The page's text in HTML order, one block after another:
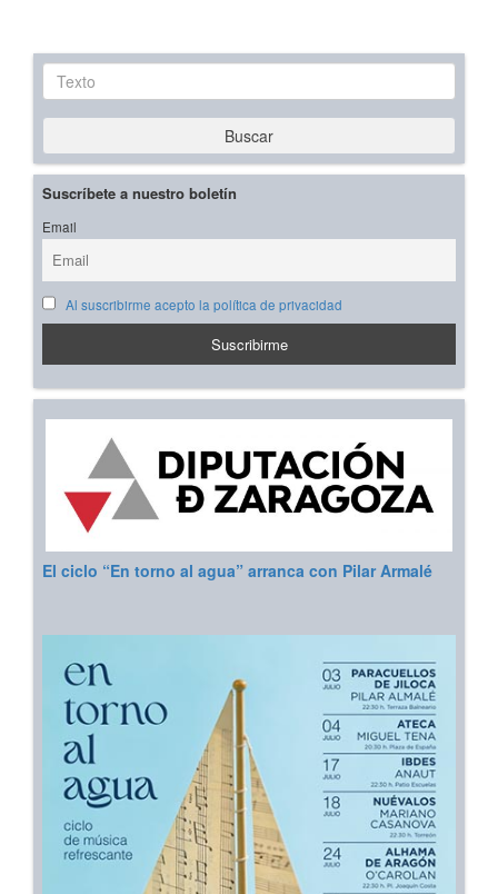
Texto
Buscar
Suscríbete a nuestro boletín
Email
Al suscribirme acepto la política de privacidad
El ciclo “En torno al agua” arranca con Pilar Armalé